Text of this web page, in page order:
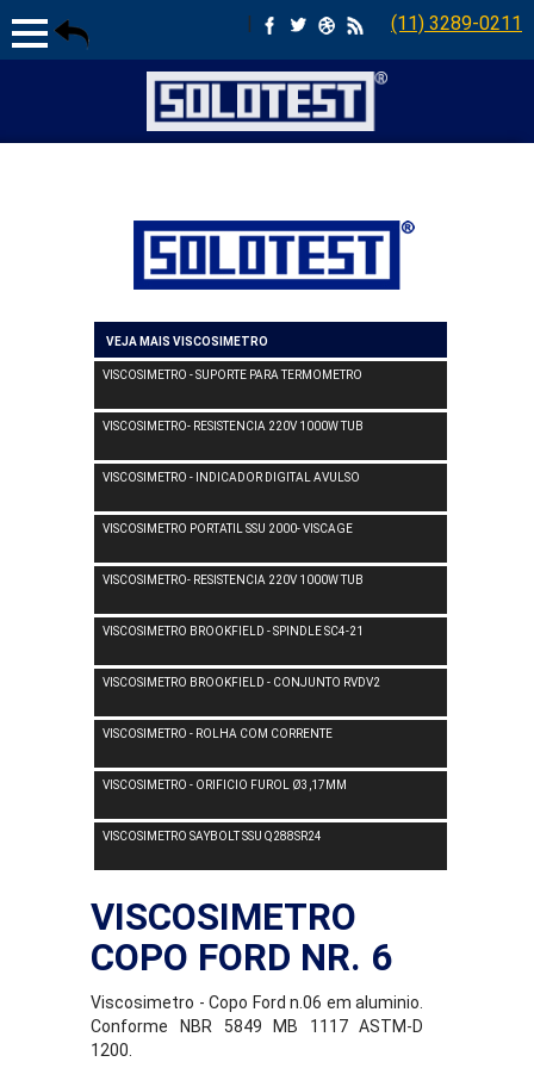
| (11) 3289-0211
VEJA MAIS VISCOSIMETRO
VISCOSIMETRO - SUPORTE PARA TERMOMETRO
VISCOSIMETRO- RESISTENCIA 220V 1000W TUB
VISCOSIMETRO - INDICADOR DIGITAL AVULSO
VISCOSIMETRO PORTATIL SSU 2000- VISCAGE
VISCOSIMETRO- RESISTENCIA 220V 1000W TUB
VISCOSIMETRO BROOKFIELD - SPINDLE SC4-21
VISCOSIMETRO BROOKFIELD - CONJUNTO RVDV2
VISCOSIMETRO - ROLHA COM CORRENTE
VISCOSIMETRO - ORIFICIO FUROL Ø3,17MM
VISCOSIMETRO SAYBOLT SSU Q288SR24
VISCOSIMETRO
COPO FORD NR. 6
Viscosimetro - Copo Ford n.06 em aluminio.
Conforme NBR 5849 MB 1117 ASTM-D
1200.